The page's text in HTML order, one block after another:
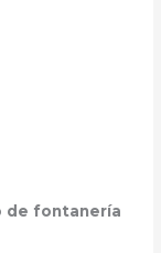
de fontanería